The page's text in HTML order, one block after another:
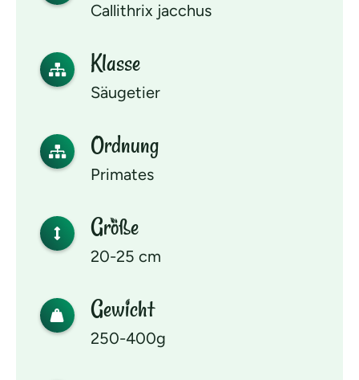
Callithrix jacchus
Klasse
Säugetier
Ordnung
Primates
Größe
20-25 cm
Gewicht
250-400g